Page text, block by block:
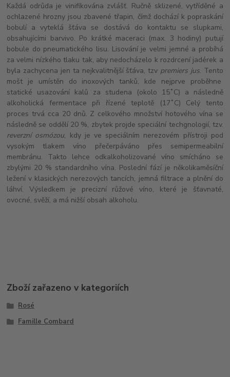
Každá odrůda je vinifikována zvlášť. Ručně sklizené, vytříděné a
ochlazené hrozny jsou zbavené třapin, čímž dochází k popraskání
bobulí a vyteklá šťáva se dostává do kontaktu se slupkami,
obsahujícími barvivo. Po krátké maceraci (max. 3 hodiny) putují
bobule do pneumatického lisu. Lisování je velmi jemné a probíhá
za velmi nízkého tlaku tak, aby nedocházelo k rozdrcení jadérek a
byla zachycena jen ta nejkvalitnější šťáva, tzv premiers jus. Tento
mošt je umístěn do inoxových tanků, kde nejprve proběhne
statické usazování kalů za studena (okolo 15˚C) a následně
alkoholická fermentace při řízené teplotě (17˚C) Celý tento
proces trvá cca 20 dnů. Z celkového množství hotového vína se
následně se oddělí 20 %, zbytek projde speciální techgnologií, tzv.
reverzní osmózou, kdy je ve speciálním nerezovém přístroji pod
vysokým tlakem víno přečerpáváno přes semipermeabilní
membránu. Takto lehce odkalkoholizované víno smícháno se
zbylými 20 % standardního vína. Poslední fází je několikaměsíční
ležení v klasických nerezových tancích, jemná filtrace a plnění do
láhví. Výsledkem je precizní růžové víno, které je šťavnaté,
ovocné, svěží, a má nižší obsah alkoholu.
Zboží zařazeno v kategoriích
Rosé
Famille Combard